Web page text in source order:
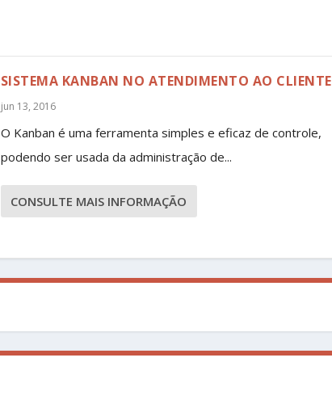
SISTEMA KANBAN NO ATENDIMENTO AO CLIENTE
jun 13, 2016
O Kanban é uma ferramenta simples e eficaz de controle,
podendo ser usada da administração de...
CONSULTE MAIS INFORMAÇÃO